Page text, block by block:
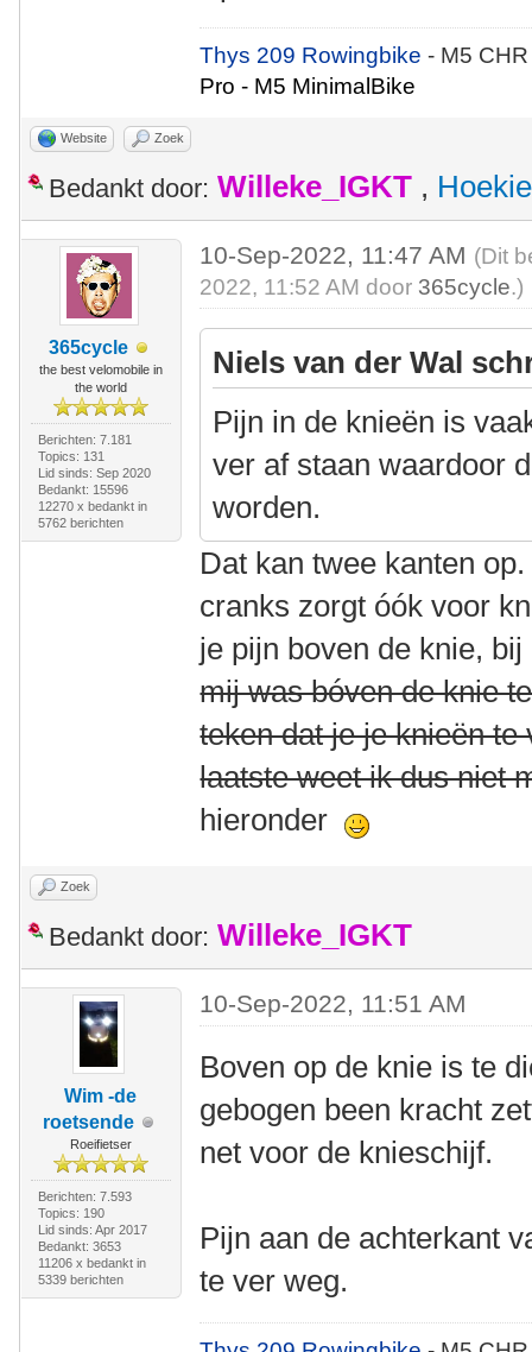
Thys 209 Rowingbike- M5
Pro - M5 MinimalBike
Website Zoek
Bedankt door: Willeke_IGKT , Hoekie
365cycle
the best velomobile in
the world
Berichten: 7.181
Topics: 131
Lid sinds: Sep 2020
Bedankt: 15596
12270 x bedankt in
5762 berichten
10-Sep-2022, 11:47 AM (Dit
2022, 11:52 AM door 365cycle.)
Niels van der Wal
Pijn in de knieën is
ver af staan waardoor
worden.
Dat kan twee kanten
cranks zorgt óók voor
je pijn boven de knie,
mij was bóven de knie
teken dat je je knieën
laatste weet ik dus niet
hieronder
Zoek
Bedankt door: Willeke_IGKT
Wim -de
roetsende
Roeifietser
Berichten: 7.593
Topics: 190
Lid sinds: Apr 2017
Bedankt: 3653
11206 x bedankt in
5339 berichten
10-Sep-2022, 11:51 AM
Boven op de knie is te
gebogen been kracht
net voor de knieschijf.
Pijn aan de achterkant
te ver weg.